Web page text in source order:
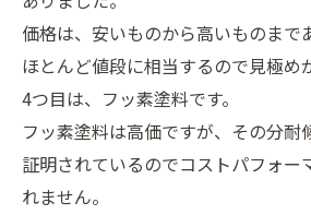
価格は、安いものから高いものまで
ほとんど値段に相当するので見極め
4つ目は、フッ素塗料です。
フッ素塗料は高価ですが、その分耐
証明されているのでコストパフォー
れません。